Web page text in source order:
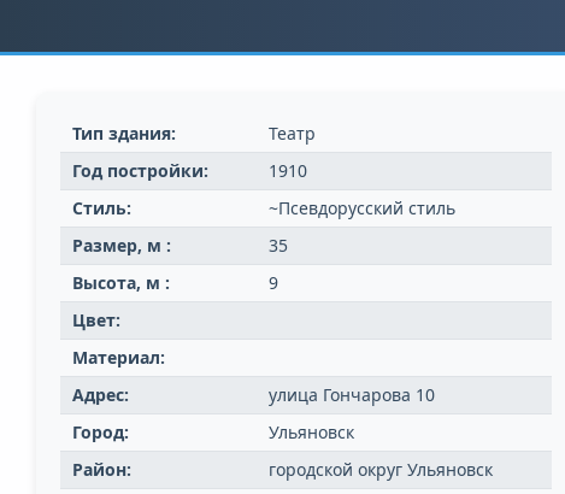
Тип здания:
Театр
Год постройки:
1910
Стиль:
~Псевдорусский стиль
Размер, м :
35
Высота, м :
9
Цвет:
Материал:
Адрес:
улица Гончарова 10
Город:
Ульяновск
Район:
городской округ Ульяновск